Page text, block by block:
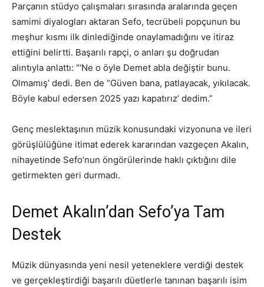
Parçanın stüdyo çalışmaları sırasında aralarında geçen
samimi diyalogları aktaran Sefo, tecrübeli popçunun bu
meşhur kısmı ilk dinlediğinde onaylamadığını ve itiraz
ettiğini belirtti. Başarılı rapçi, o anları şu doğrudan
alıntıyla anlattı: “‘Ne o öyle Demet abla değiştir bunu.
Olmamış’ dedi. Ben de “Güven bana, patlayacak, yıkılacak.
Böyle kabul edersen 2025 yazı kapatırız’ dedim.”
Genç meslektaşının müzik konusundaki vizyonuna ve ileri
görüşlülüğüne itimat ederek kararından vazgeçen Akalın,
nihayetinde Sefo’nun öngörülerinde haklı çıktığını dile
getirmekten geri durmadı.
Demet Akalın’dan Sefo’ya Tam
Destek
Müzik dünyasında yeni nesil yeteneklere verdiği destek
ve gerçekleştirdiği başarılı düetlerle tanınan başarılı isim